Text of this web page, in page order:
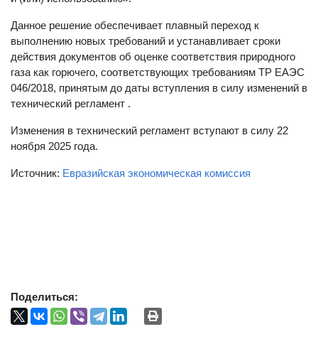
Данное решение обеспечивает плавный переход к
выполнению новых требований и устанавливает сроки
действия документов об оценке соответствия природного
газа как горючего, соответствующих требованиям ТР ЕАЭС
046/2018, принятым до даты вступления в силу изменений в
технический регламент .
Изменения в технический регламент вступают в силу 22
ноября 2025 года.
Источник: Евразийская экономическая комиссия
Поделиться: